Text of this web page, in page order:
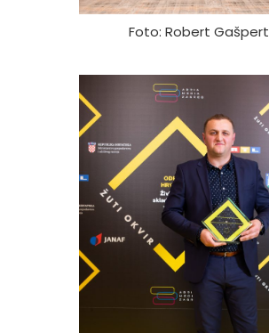
Foto: Robert Gašpert